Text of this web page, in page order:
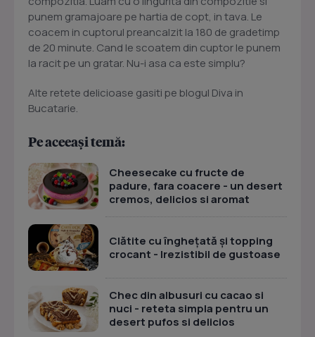
punem gramajoare pe hartia de copt, in tava. Le
coacem in cuptorul preancalzit la 180 de gradetimp
de 20 minute. Cand le scoatem din cuptor le punem
la racit pe un gratar. Nu-i asa ca este simplu?
Alte retete delicioase gasiti pe blogul Diva in
Bucatarie.
Pe aceeași temă:
Cheesecake cu fructe de
padure, fara coacere - un desert
cremos, delicios si aromat
Clătite cu înghețată și topping
crocant - Irezistibil de gustoase
Chec din albusuri cu cacao si
nuci - reteta simpla pentru un
desert pufos si delicios